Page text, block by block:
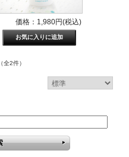
価格：1,980円(税込)
（全2件）